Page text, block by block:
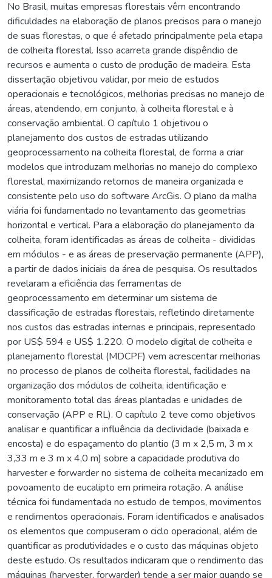
No Brasil, muitas empresas florestais vêm encontrando
dificuldades na elaboração de planos precisos para o manejo
de suas florestas, o que é afetado principalmente pela etapa
de colheita florestal. Isso acarreta grande dispêndio de
recursos e aumenta o custo de produção de madeira. Esta
dissertação objetivou validar, por meio de estudos
operacionais e tecnológicos, melhorias precisas no manejo de
áreas, atendendo, em conjunto, à colheita florestal e à
conservação ambiental. O capítulo 1 objetivou o
planejamento dos custos de estradas utilizando
geoprocessamento na colheita florestal, de forma a criar
modelos que introduzam melhorias no manejo do complexo
florestal, maximizando retornos de maneira organizada e
consistente pelo uso do software ArcGis. O plano da malha
viária foi fundamentado no levantamento das geometrias
horizontal e vertical. Para a elaboração do planejamento da
colheita, foram identificadas as áreas de colheita - divididas
em módulos - e as áreas de preservação permanente (APP),
a partir de dados iniciais da área de pesquisa. Os resultados
revelaram a eficiência das ferramentas de
geoprocessamento em determinar um sistema de
classificação de estradas florestais, refletindo diretamente
nos custos das estradas internas e principais, representado
por US$ 594 e US$ 1.220. O modelo digital de colheita e
planejamento florestal (MDCPF) vem acrescentar melhorias
no processo de planos de colheita florestal, facilidades na
organização dos módulos de colheita, identificação e
monitoramento total das áreas plantadas e unidades de
conservação (APP e RL). O capítulo 2 teve como objetivos
analisar e quantificar a influência da declividade (baixada e
encosta) e do espaçamento do plantio (3 m x 2,5 m, 3 m x
3,33 m e 3 m x 4,0 m) sobre a capacidade produtiva do
harvester e forwarder no sistema de colheita mecanizado em
povoamento de eucalipto em primeira rotação. A análise
técnica foi fundamentada no estudo de tempos, movimentos
e rendimentos operacionais. Foram identificados e analisados
os elementos que compuseram o ciclo operacional, além de
quantificar as produtividades e o custo das máquinas objeto
deste estudo. Os resultados indicaram que o rendimento das
máquinas (harvester, forwarder) tende a ser maior quando se